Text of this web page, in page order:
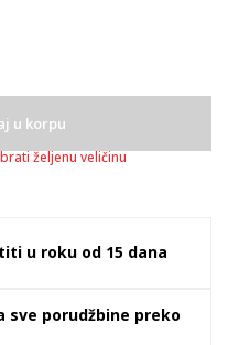
u korpu
željenu veličinu
u roku od 15 dana
sve porudžbine preko